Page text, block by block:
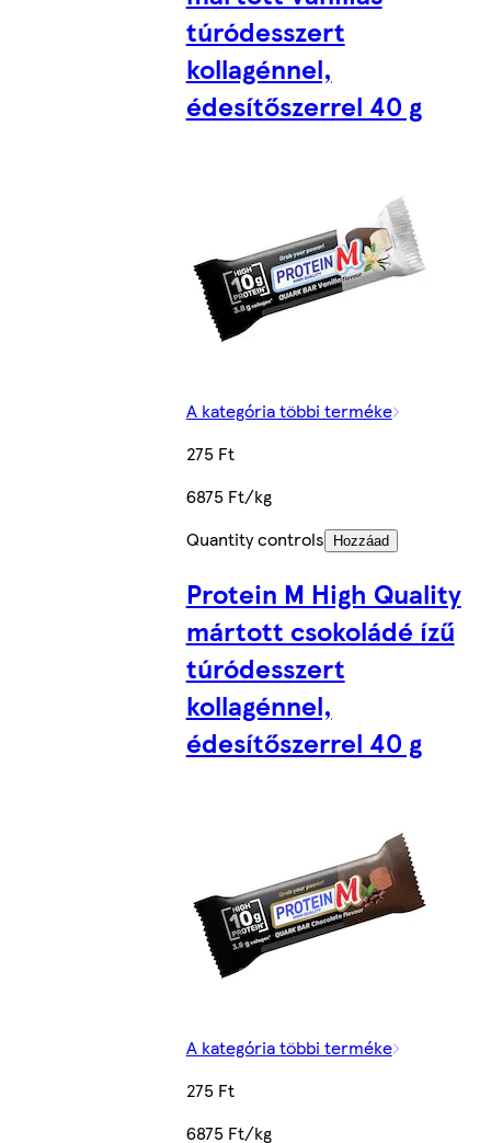
túródesszert
kollagénnel,
édesítőszerrel 40 g
A kategória többi terméke
275 Ft
6875 Ft/kg
Quantity controls
Hozzáad
Protein M High Quality
mártott csokoládé ízű
túródesszert
kollagénnel,
édesítőszerrel 40 g
A kategória többi terméke
275 Ft
6875 Ft/kg